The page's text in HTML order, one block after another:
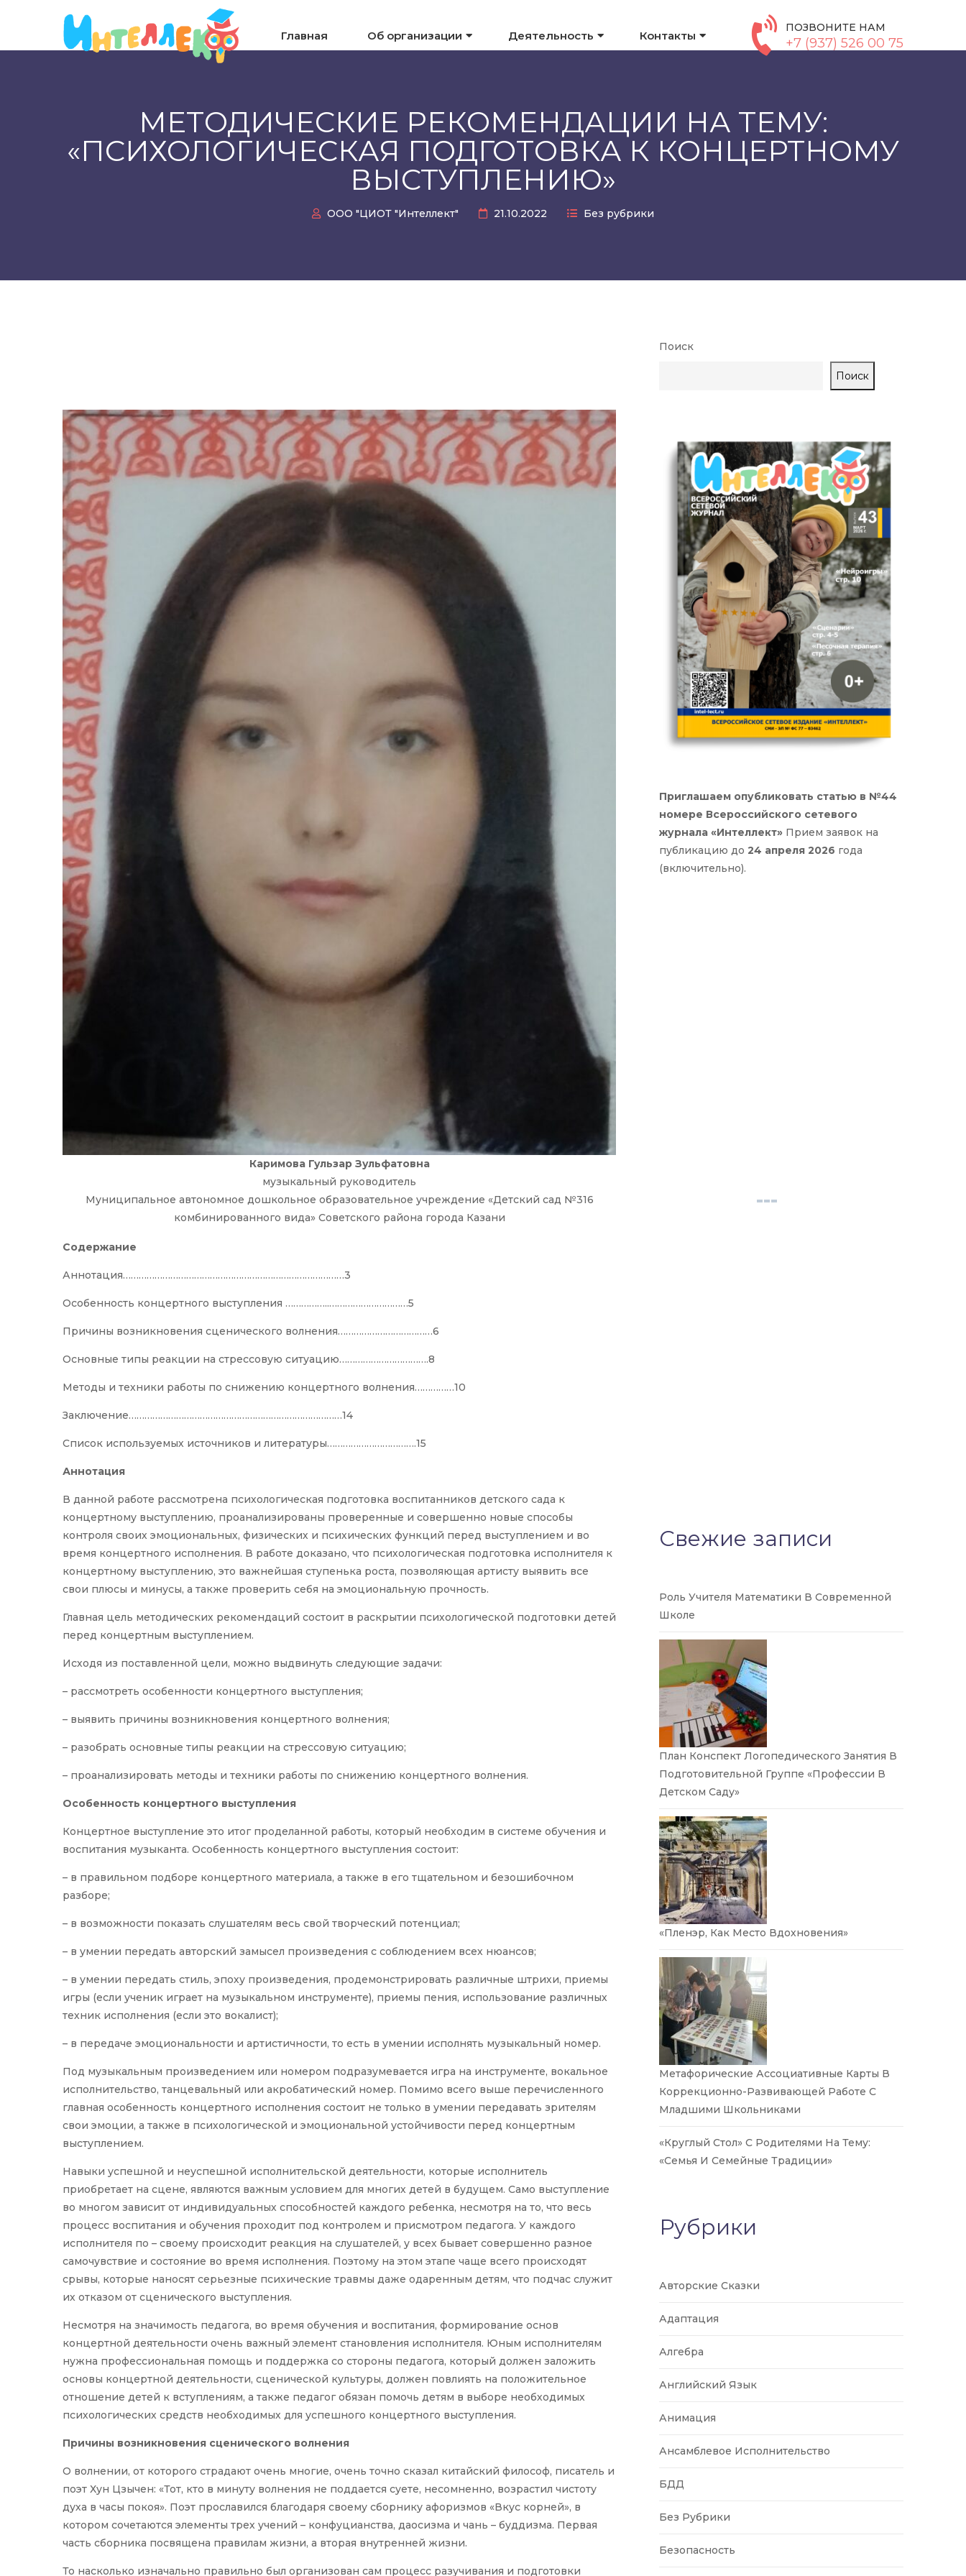
Главная Об организации Деятельность Контакты
ПОЗВОНИТЕ НАМ
+7 (937) 526 00 75
МЕТОДИЧЕСКИЕ РЕКОМЕНДАЦИИ НА ТЕМУ:
«ПСИХОЛОГИЧЕСКАЯ ПОДГОТОВКА К КОНЦЕРТНОМУ
ВЫСТУПЛЕНИЮ»
ООО "ЦИОТ "Интеллект" 21.10.2022 Без рубрики
Каримова Гульзар Зульфатовна
музыкальный руководитель
Муниципальное автономное дошкольное образовательное учреждение «Детский сад №316
комбинированного вида» Советского района города Казани
Содержание
Аннотация…………………………………………………………………………3
Особенность концертного выступления ……………..…………………………5
Причины возникновения сценического волнения………………………………6
Основные типы реакции на стрессовую ситуацию…………………………….8
Методы и техники работы по снижению концертного волнения……………10
Заключение………………………………………………………………………14
Список используемых источников и литературы…………………………….15
Аннотация
В данной работе рассмотрена психологическая подготовка воспитанников детского сада к
концертному выступлению, проанализированы проверенные и совершенно новые способы
контроля своих эмоциональных, физических и психических функций перед выступлением и во
время концертного исполнения. В работе доказано, что психологическая подготовка исполнителя к
концертному выступлению, это важнейшая ступенька роста, позволяющая артисту выявить все
свои плюсы и минусы, а также проверить себя на эмоциональную прочность.
Главная цель методических рекомендаций состоит в раскрытии психологической подготовки детей
перед концертным выступлением.
Исходя из поставленной цели, можно выдвинуть следующие задачи:
– рассмотреть особенности концертного выступления;
– выявить причины возникновения концертного волнения;
– разобрать основные типы реакции на стрессовую ситуацию;
– проанализировать методы и техники работы по снижению концертного волнения.
Особенность концертного выступления
Концертное выступление это итог проделанной работы, который необходим в системе обучения и
воспитания музыканта. Особенность концертного выступления состоит:
– в правильном подборе концертного материала, а также в его тщательном и безошибочном
разборе;
– в возможности показать слушателям весь свой творческий потенциал;
– в умении передать авторский замысел произведения с соблюдением всех нюансов;
– в умении передать стиль, эпоху произведения, продемонстрировать различные штрихи, приемы
игры (если ученик играет на музыкальном инструменте), приемы пения, использование различных
техник исполнения (если это вокалист);
– в передаче эмоциональности и артистичности, то есть в умении исполнять музыкальный номер.
Под музыкальным произведением или номером подразумевается игра на инструменте, вокальное
исполнительство, танцевальный или акробатический номер. Помимо всего выше перечисленного
главная особенность концертного исполнения состоит не только в умении передавать зрителям
свои эмоции, а также в психологической и эмоциональной устойчивости перед концертным
выступлением.
Навыки успешной и неуспешной исполнительской деятельности, которые исполнитель
приобретает на сцене, являются важным условием для многих детей в будущем. Само выступление
во многом зависит от индивидуальных способностей каждого ребенка, несмотря на то, что весь
процесс воспитания и обучения проходит под контролем и присмотром педагога. У каждого
исполнителя по – своему происходит реакция на слушателей, у всех бывает совершенно разное
самочувствие и состояние во время исполнения. Поэтому на этом этапе чаще всего происходят
срывы, которые наносят серьезные психические травмы даже одаренным детям, что подчас служит
их отказом от сценического выступления.
Несмотря на значимость педагога, во время обучения и воспитания, формирование основ
концертной деятельности очень важный элемент становления исполнителя. Юным исполнителям
нужна профессиональная помощь и поддержка со стороны педагога, который должен заложить
основы концертной деятельности, сценической культуры, должен повлиять на положительное
отношение детей к вступлениям, а также педагог обязан помочь детям в выборе необходимых
психологических средств необходимых для успешного концертного выступления.
Причины возникновения сценического волнения
О волнении, от которого страдают очень многие, очень точно сказал китайский философ, писатель и
поэт Хун Цзычен: «Тот, кто в минуту волнения не поддается суете, несомненно, возрастил чистоту
духа в часы покоя». Поэт прославился благодаря своему сборнику афоризмов «Вкус корней», в
котором сочетаются элементы трех учений – конфуцианства, даосизма и чань – буддизма. Первая
часть сборника посвящена правилам жизни, а вторая внутренней жизни.
То насколько изначально правильно был организован сам процесс разучивания и подготовки
Поиск
Поиск
Приглашаем опубликовать статью в №44
номере Всероссийского сетевого
журнала «Интеллект» Прием заявок на
публикацию до 24 апреля 2026 года
(включительно).
Свежие записи
Роль Учителя Математики В Современной
Школе
План Конспект Логопедического Занятия В
Подготовительной Группе «Профессии В
Детском Саду»
«Пленэр, Как Место Вдохновения»
Метафорические Ассоциативные Карты В
Коррекционно-Развивающей Работе С
Младшими Школьниками
«Круглый Стол» С Родителями На Тему:
«Семья И Семейные Традиции»
Рубрики
Авторские Сказки
Адаптация
Алгебра
Английский Язык
Анимация
Ансамблевое Исполнительство
БДД
Без Рубрики
Безопасность